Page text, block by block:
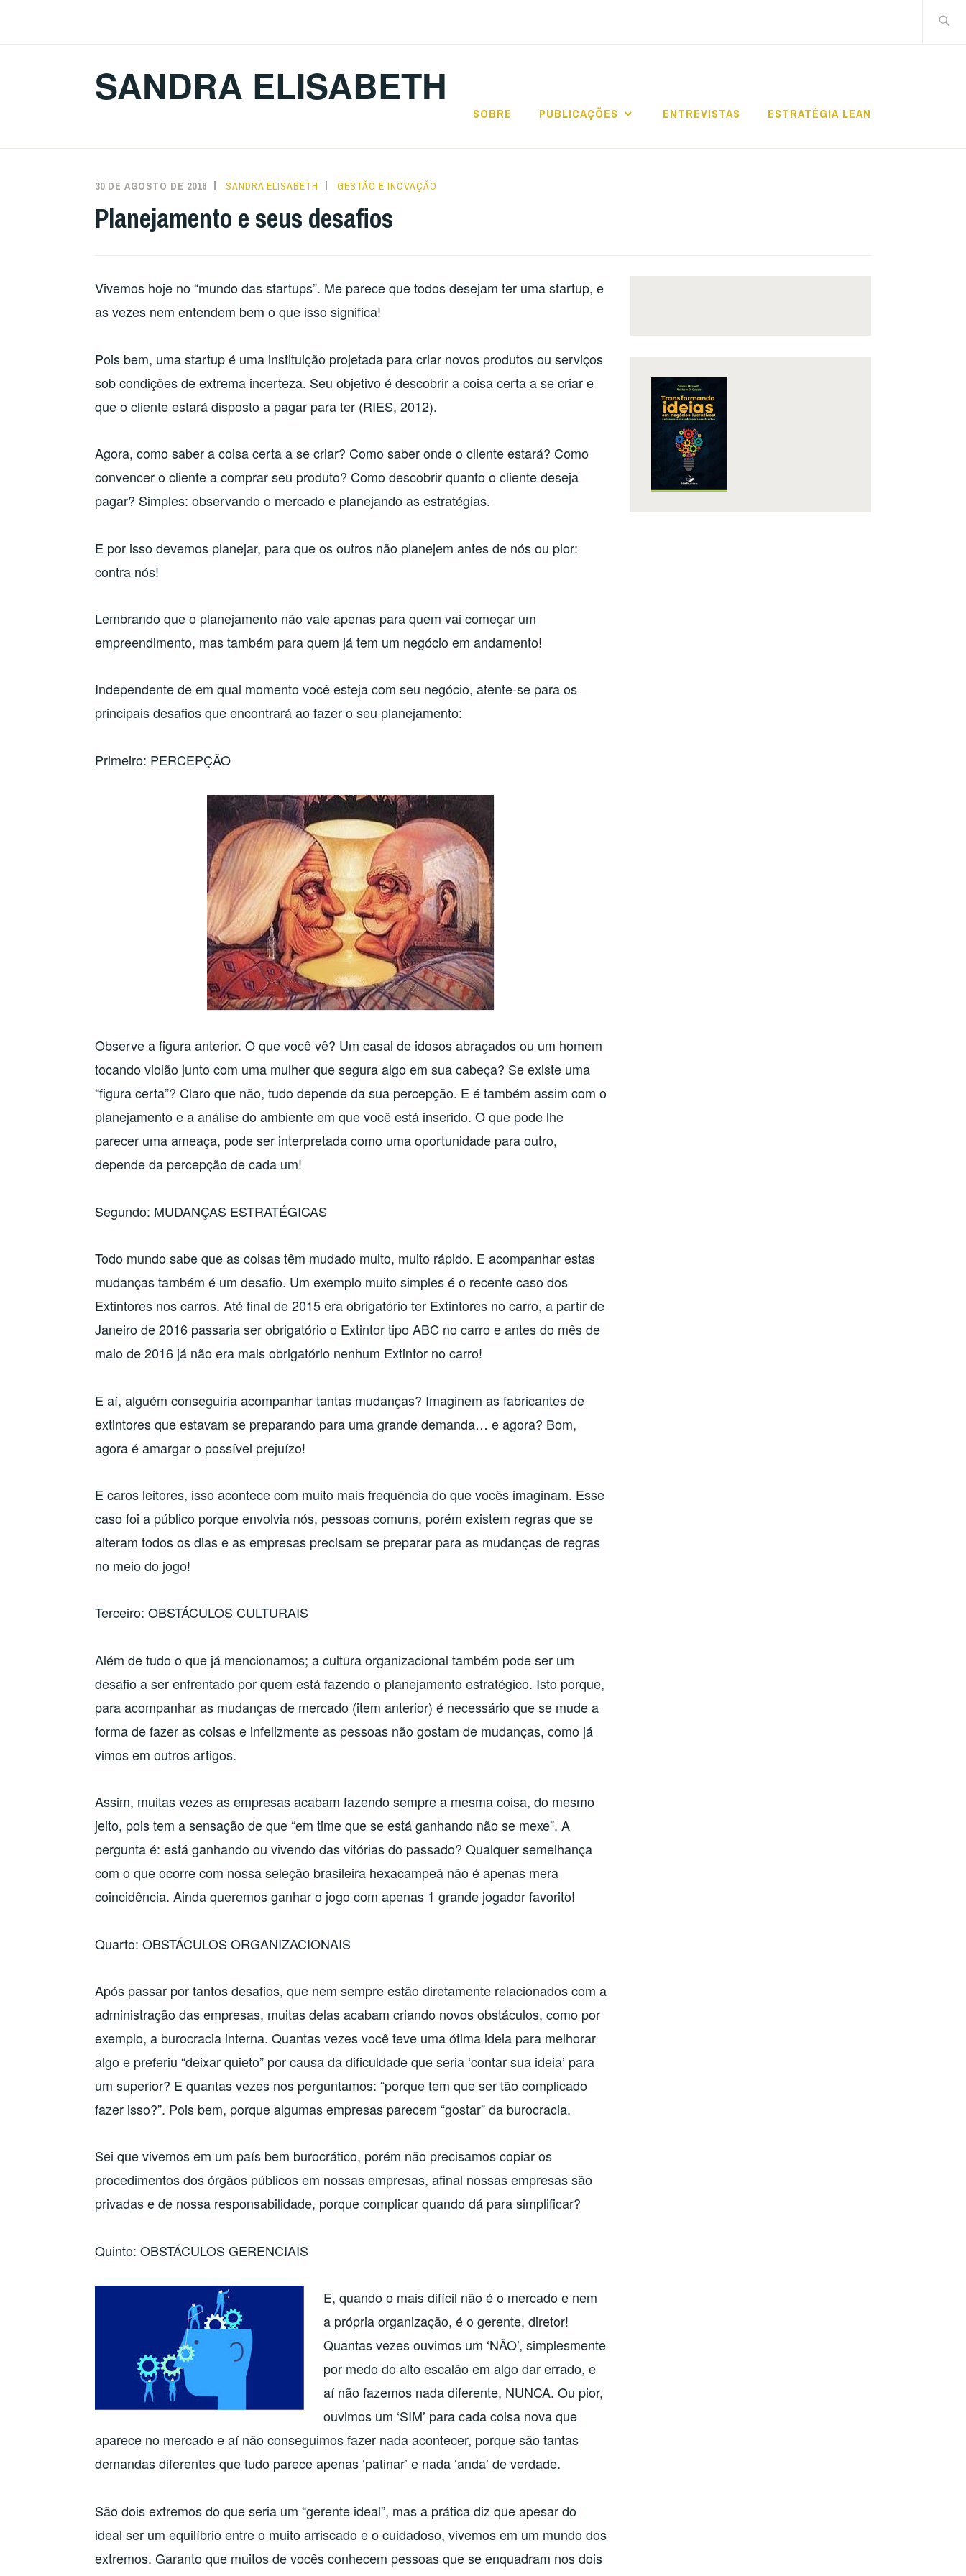
SANDRA ELISABETH
SOBRE PUBLICAÇÕES ENTREVISTAS ESTRATÉGIA LEAN
30 DE AGOSTO DE 2016 SANDRA ELISABETH GESTÃO E INOVAÇÃO
Planejamento e seus desafios
Vivemos hoje no “mundo das startups”. Me parece que todos desejam ter uma startup, e
as vezes nem entendem bem o que isso significa!
Pois bem, uma startup é uma instituição projetada para criar novos produtos ou serviços
sob condições de extrema incerteza. Seu objetivo é descobrir a coisa certa a se criar e
que o cliente estará disposto a pagar para ter (RIES, 2012).
Agora, como saber a coisa certa a se criar? Como saber onde o cliente estará? Como
convencer o cliente a comprar seu produto? Como descobrir quanto o cliente deseja
pagar? Simples: observando o mercado e planejando as estratégias.
E por isso devemos planejar, para que os outros não planejem antes de nós ou pior:
contra nós!
Lembrando que o planejamento não vale apenas para quem vai começar um
empreendimento, mas também para quem já tem um negócio em andamento!
Independente de em qual momento você esteja com seu negócio, atente-se para os
principais desafios que encontrará ao fazer o seu planejamento:
Primeiro: PERCEPÇÃO
Observe a figura anterior. O que você vê? Um casal de idosos abraçados ou um homem
tocando violão junto com uma mulher que segura algo em sua cabeça? Se existe uma
“figura certa”? Claro que não, tudo depende da sua percepção. E é também assim com o
planejamento e a análise do ambiente em que você está inserido. O que pode lhe
parecer uma ameaça, pode ser interpretada como uma oportunidade para outro,
depende da percepção de cada um!
Segundo: MUDANÇAS ESTRATÉGICAS
Todo mundo sabe que as coisas têm mudado muito, muito rápido. E acompanhar estas
mudanças também é um desafio. Um exemplo muito simples é o recente caso dos
Extintores nos carros. Até final de 2015 era obrigatório ter Extintores no carro, a partir de
Janeiro de 2016 passaria ser obrigatório o Extintor tipo ABC no carro e antes do mês de
maio de 2016 já não era mais obrigatório nenhum Extintor no carro!
E aí, alguém conseguiria acompanhar tantas mudanças? Imaginem as fabricantes de
extintores que estavam se preparando para uma grande demanda… e agora? Bom,
agora é amargar o possível prejuízo!
E caros leitores, isso acontece com muito mais frequência do que vocês imaginam. Esse
caso foi a público porque envolvia nós, pessoas comuns, porém existem regras que se
alteram todos os dias e as empresas precisam se preparar para as mudanças de regras
no meio do jogo!
Terceiro: OBSTÁCULOS CULTURAIS
Além de tudo o que já mencionamos; a cultura organizacional também pode ser um
desafio a ser enfrentado por quem está fazendo o planejamento estratégico. Isto porque,
para acompanhar as mudanças de mercado (item anterior) é necessário que se mude a
forma de fazer as coisas e infelizmente as pessoas não gostam de mudanças, como já
vimos em outros artigos.
Assim, muitas vezes as empresas acabam fazendo sempre a mesma coisa, do mesmo
jeito, pois tem a sensação de que “em time que se está ganhando não se mexe”. A
pergunta é: está ganhando ou vivendo das vitórias do passado? Qualquer semelhança
com o que ocorre com nossa seleção brasileira hexacampeã não é apenas mera
coincidência. Ainda queremos ganhar o jogo com apenas 1 grande jogador favorito!
Quarto: OBSTÁCULOS ORGANIZACIONAIS
Após passar por tantos desafios, que nem sempre estão diretamente relacionados com a
administração das empresas, muitas delas acabam criando novos obstáculos, como por
exemplo, a burocracia interna. Quantas vezes você teve uma ótima ideia para melhorar
algo e preferiu “deixar quieto” por causa da dificuldade que seria ‘contar sua ideia’ para
um superior? E quantas vezes nos perguntamos: “porque tem que ser tão complicado
fazer isso?”. Pois bem, porque algumas empresas parecem “gostar” da burocracia.
Sei que vivemos em um país bem burocrático, porém não precisamos copiar os
procedimentos dos órgãos públicos em nossas empresas, afinal nossas empresas são
privadas e de nossa responsabilidade, porque complicar quando dá para simplificar?
Quinto: OBSTÁCULOS GERENCIAIS
E, quando o mais difícil não é o mercado e nem
a própria organização, é o gerente, diretor!
Quantas vezes ouvimos um ‘NÃO’, simplesmente
por medo do alto escalão em algo dar errado, e
aí não fazemos nada diferente, NUNCA. Ou pior,
ouvimos um ‘SIM’ para cada coisa nova que
aparece no mercado e aí não conseguimos fazer nada acontecer, porque são tantas
demandas diferentes que tudo parece apenas ‘patinar’ e nada ‘anda’ de verdade.
São dois extremos do que seria um “gerente ideal”, mas a prática diz que apesar do
ideal ser um equilíbrio entre o muito arriscado e o cuidadoso, vivemos em um mundo dos
extremos. Garanto que muitos de vocês conhecem pessoas que se enquadram nos dois